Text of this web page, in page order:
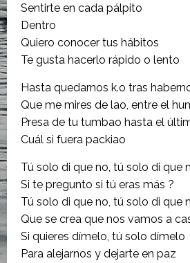
Sentirte en cada pálpito
Dentro
Quiero conocer tus hábitos
Te gusta hacerlo rápido o lento
Hasta quedarnos k.o tras
Que me mires de lao, entre el
Presa de tu tumbao hasta el
Cuál si fuera packiao
Tú solo di que no, tú solo di que
Si te pregunto si tú eras más ?
Tú solo di que no, tú solo di que
Que se crea que nos vamos a
Si quieres dímelo, tú solo dímelo
Para alejarnos y dejarte en paz